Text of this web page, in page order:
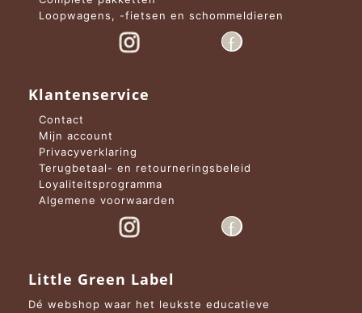
Loopwagens, -fietsen en schommeldieren
Klantenservice
Contact
Mijn account
Privacyverklaring
Terugbetaal- en retourneringsbeleid
Loyaliteitsprogramma
Algemene voorwaarden
Little Green Label
Dé webshop waar het leukste educatieve